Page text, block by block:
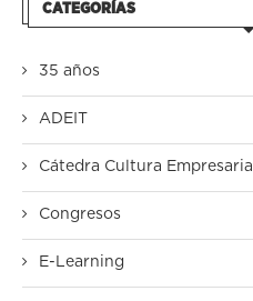
CATEGORÍAS
35 años
ADEIT
Cátedra Cultura Empresarial
Congresos
E-Learning